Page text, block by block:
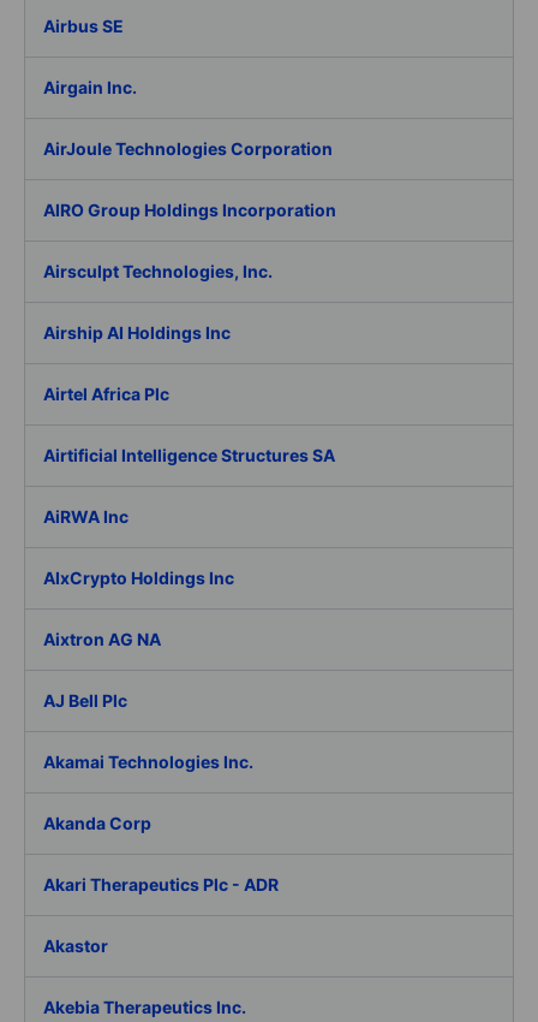
Airbus SE
Airgain Inc.
AirJoule Technologies Corporation
AIRO Group Holdings Incorporation
Airsculpt Technologies, Inc.
Airship AI Holdings Inc
Airtel Africa Plc
Airtificial Intelligence Structures SA
AiRWA Inc
AIxCrypto Holdings Inc
Aixtron AG NA
AJ Bell Plc
Akamai Technologies Inc.
Akanda Corp
Akari Therapeutics Plc - ADR
Akastor
Akebia Therapeutics Inc.